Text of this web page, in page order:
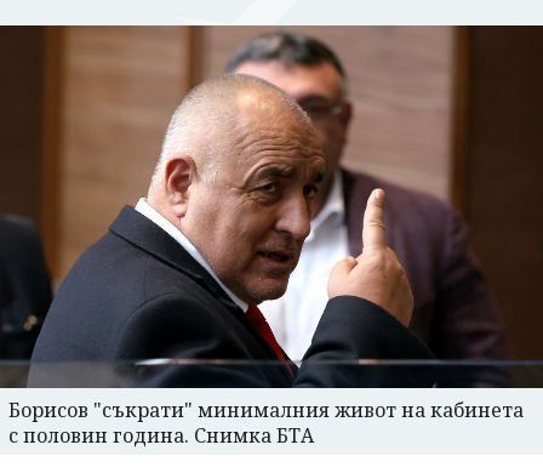
Борисов "съкрати" минималния живот на кабинета
с половин година. Снимка БТА